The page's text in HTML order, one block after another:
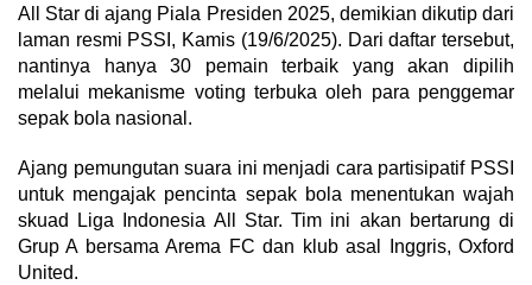
All Star di ajang Piala Presiden 2025, demikian dikutip dari
laman resmi PSSI, Kamis (19/6/2025). Dari daftar tersebut,
nantinya hanya 30 pemain terbaik yang akan dipilih
melalui mekanisme voting terbuka oleh para penggemar
sepak bola nasional.
Ajang pemungutan suara ini menjadi cara partisipatif PSSI
untuk mengajak pencinta sepak bola menentukan wajah
skuad Liga Indonesia All Star. Tim ini akan bertarung di
Grup A bersama Arema FC dan klub asal Inggris, Oxford
United.